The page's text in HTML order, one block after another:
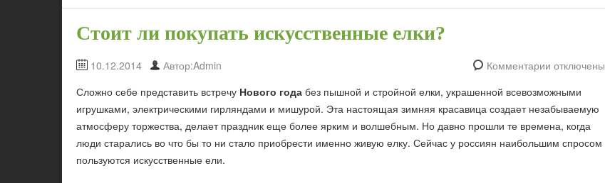
Стоит ли покупать искусственные елки?
10.12.2014 Автор:Admin
Комментарии отключены
Сложно себе представить встречу Нового года без пышной и стройной елки, украшенной всевозможными
игрушками, электрическими гирляндами и мишурой. Эта настоящая зимняя красавица создает незабываемую
атмосферу торжества, делает праздник еще более ярким и волшебным. Но давно прошли те времена, когда
люди старались во что бы то ни стало приобрести именно живую елку. Сейчас у россиян наибольшим спросом
пользуются искусственные ели.